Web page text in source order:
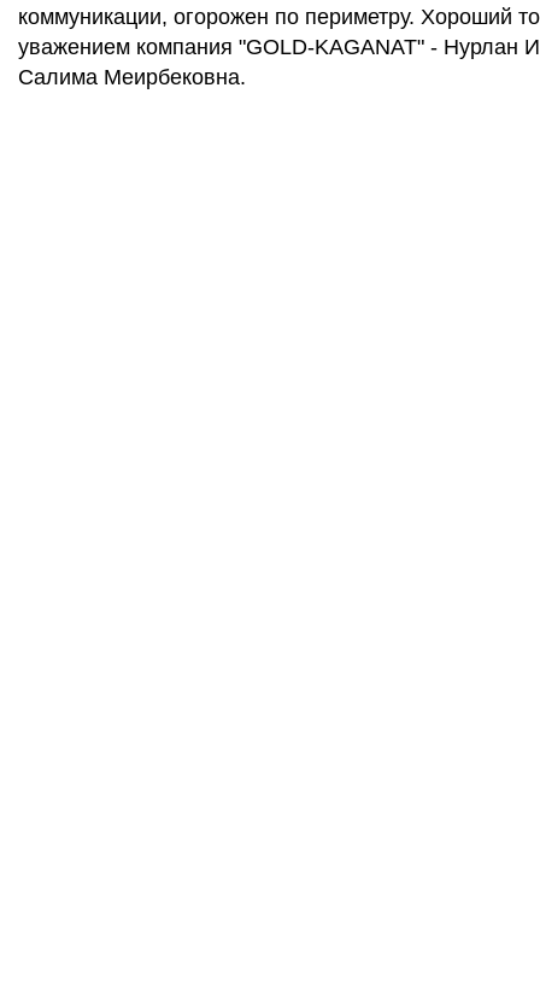
коммуникации, огорожен по периметру. Хороший
уважением компания "GOLD-KAGANAT" - Нурлан
Салима Меирбековна.